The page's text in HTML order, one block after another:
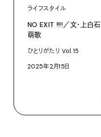
ライフスタイル
NO EXIT !!!!／文・上白石
萌歌
ひとりがたり Vol.15
2025年2月15日